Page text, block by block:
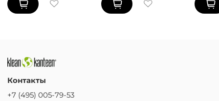
Контакты
+7 (495) 005-79-53